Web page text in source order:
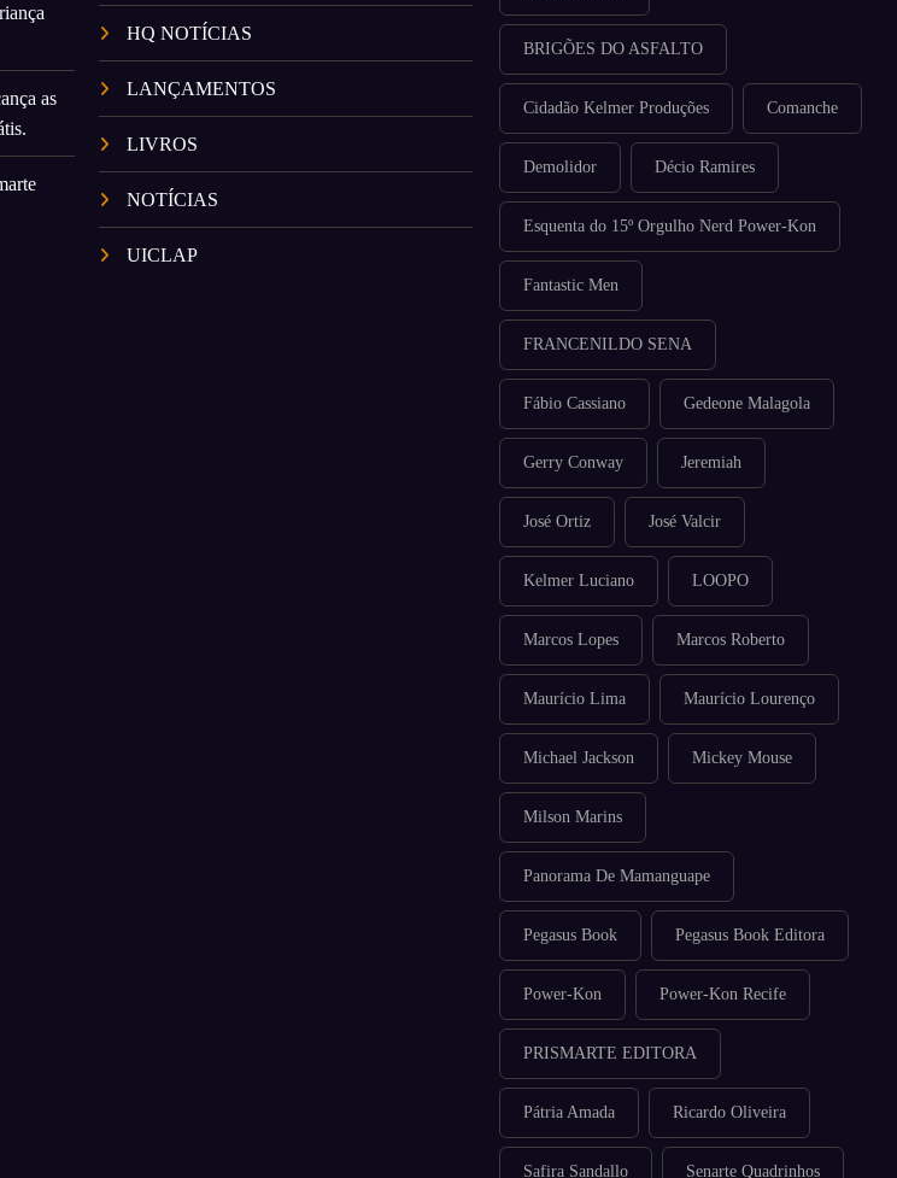
as
HQ NOTÍCIAS
LANÇAMENTOS
LIVROS
NOTÍCIAS
UICLAP
BRIGÕES DO ASFALTO
Cidadão Kelmer Produções Comanche
Demolidor Décio Ramires
Esquenta do 15º Orgulho Nerd Power-Kon
Fantastic Men
FRANCENILDO SENA
Fábio Cassiano Gedeone Malagola
Gerry Conway Jeremiah
José Ortiz José Valcir
Kelmer Luciano LOOPO
Marcos Lopes Marcos Roberto
Maurício Lima Maurício Lourenço
Michael Jackson Mickey Mouse
Milson Marins
Panorama De Mamanguape
Pegasus Book Pegasus Book Editora
Power-Kon Power-Kon Recife
PRISMARTE EDITORA
Pátria Amada Ricardo Oliveira
Safira Sandallo Senarte Quadrinhos